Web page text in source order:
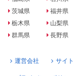
茨城県
栃木県
群馬県
福井県
山梨県
長野県
運営会社 サイ